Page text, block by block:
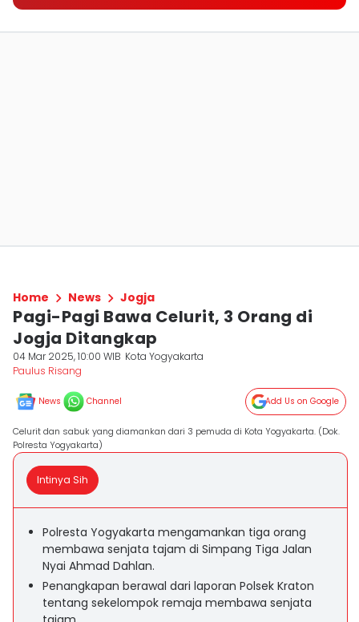
Home News Jogja
Pagi-Pagi Bawa Celurit, 3 Orang di
Jogja Ditangkap
04 Mar 2025, 10:00 WIB Kota Yogyakarta
Paulus Risang
News Channel Add Us on Google
Celurit dan sabuk yang diamankan dari 3 pemuda di Kota Yogyakarta. (Dok.
Polresta Yogyakarta)
Intinya Sih
Polresta Yogyakarta mengamankan tiga orang
membawa senjata tajam di Simpang Tiga Jalan
Nyai Ahmad Dahlan.
Penangkapan berawal dari laporan Polsek Kraton
tentang sekelompok remaja membawa senjata